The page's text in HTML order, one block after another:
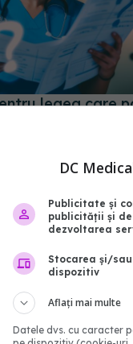
legea care
mii de români
S-a dat AVIZUL!
DC
Publicitate și
publicității și
dezvoltarea
Stocarea și/
dispozitiv
Aflați mai multe
Datele dvs. cu caracter